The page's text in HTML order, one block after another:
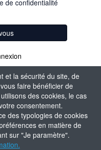
et la sécurité du site, de
faire bénéficier de
des cookies, le cas
consentement.
des typologies de cookies
en matière de
sur "Je paramètre".
de confidentialité